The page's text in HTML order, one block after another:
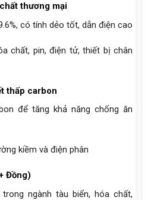
thương mại
có tính dẻo tốt, dẫn điện cao
chất, pin, điện tử, thiết bị chân
thấp carbon
để tăng khả năng chống ăn
kiềm và điện phân
Đồng)
ngành tàu biển, hóa chất,